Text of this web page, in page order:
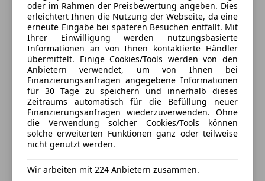
Seitenairbag
Servolenkung
Spurhalteassistent
Tagfahrlicht
Traktionskontrolle
Verkehrszeichenerkennung
Wegfahrsperre
Xenonscheinwerfer
Zentralverriegelung
Zentralverriegelung mit Funkfernbedienung
Extras
Alufelgen (19")
Bei Interesse oder Fragen gerne melden!
Deine Nachricht
3 ähnliche Fahrzeuge gefunden
Ich erlaube den Händlern dieser
Fahrzeuge mich zu kontaktieren.
oder im Rahmen der Preisbewertung angeben. Dies
erleichtert Ihnen die Nutzung der Webseite, da eine
erneute Eingabe bei späteren Besuchen entfällt. Mit
Ihrer Einwilligung werden nutzungsbasierte
Informationen an von Ihnen kontaktierte Händler
übermittelt. Einige Cookies/Tools werden von den
Anbietern verwendet, um von Ihnen bei
Finanzierungsanfragen angegebene Informationen
für 30 Tage zu speichern und innerhalb dieses
Zeitraums automatisch für die Befüllung neuer
Finanzierungsanfragen wiederzuverwenden. Ohne
die Verwendung solcher Cookies/Tools können
solche erweiterten Funktionen ganz oder teilweise
nicht genutzt werden.
Wir arbeiten mit 224 Anbietern zusammen.